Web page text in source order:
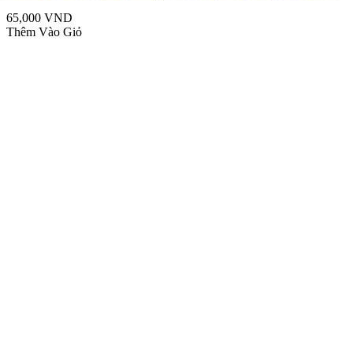
65,000 VND
Thêm Vào Giỏ